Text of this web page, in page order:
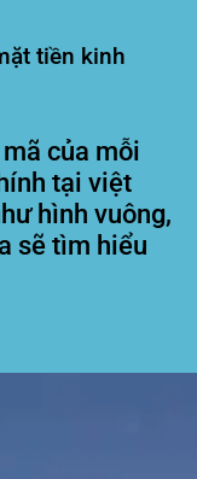
tiền kinh
của mỗi
tại việt
hình vuông,
sẽ tìm hiểu